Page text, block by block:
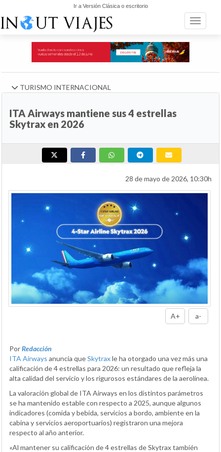
Ir a Versión Clásica o escritorio
Toggle
TURISMO INTERNACIONAL
ITA Airways mantiene sus 4 estrellas
Skytrax en 2026
28 de mayo de 2026, 10:30h
A+ a-
PorRedacción
ITA Airways anuncia queSkytraxle ha otorgado una vez más una
calificación de 4 estrellas para 2026: un resultado que refleja la
alta calidad del servicio y los rigurosos estándares de la aerolínea.
La valoración global de ITA Airways en los distintos parámetros
se ha mantenido estable con respecto a 2025, aunque algunos
indicadores (comida y bebida, servicios a bordo, ambiente en la
cabina y servicios aeroportuarios) registraron una mejora
respecto al año anterior.
«Al mantener su calificación de 4 estrellas de Skytrax también